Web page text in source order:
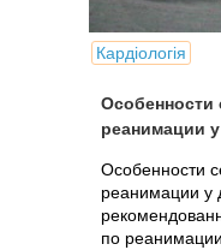
Кардіологія
Особенности
реанимации
Особенности
реанимации у
по